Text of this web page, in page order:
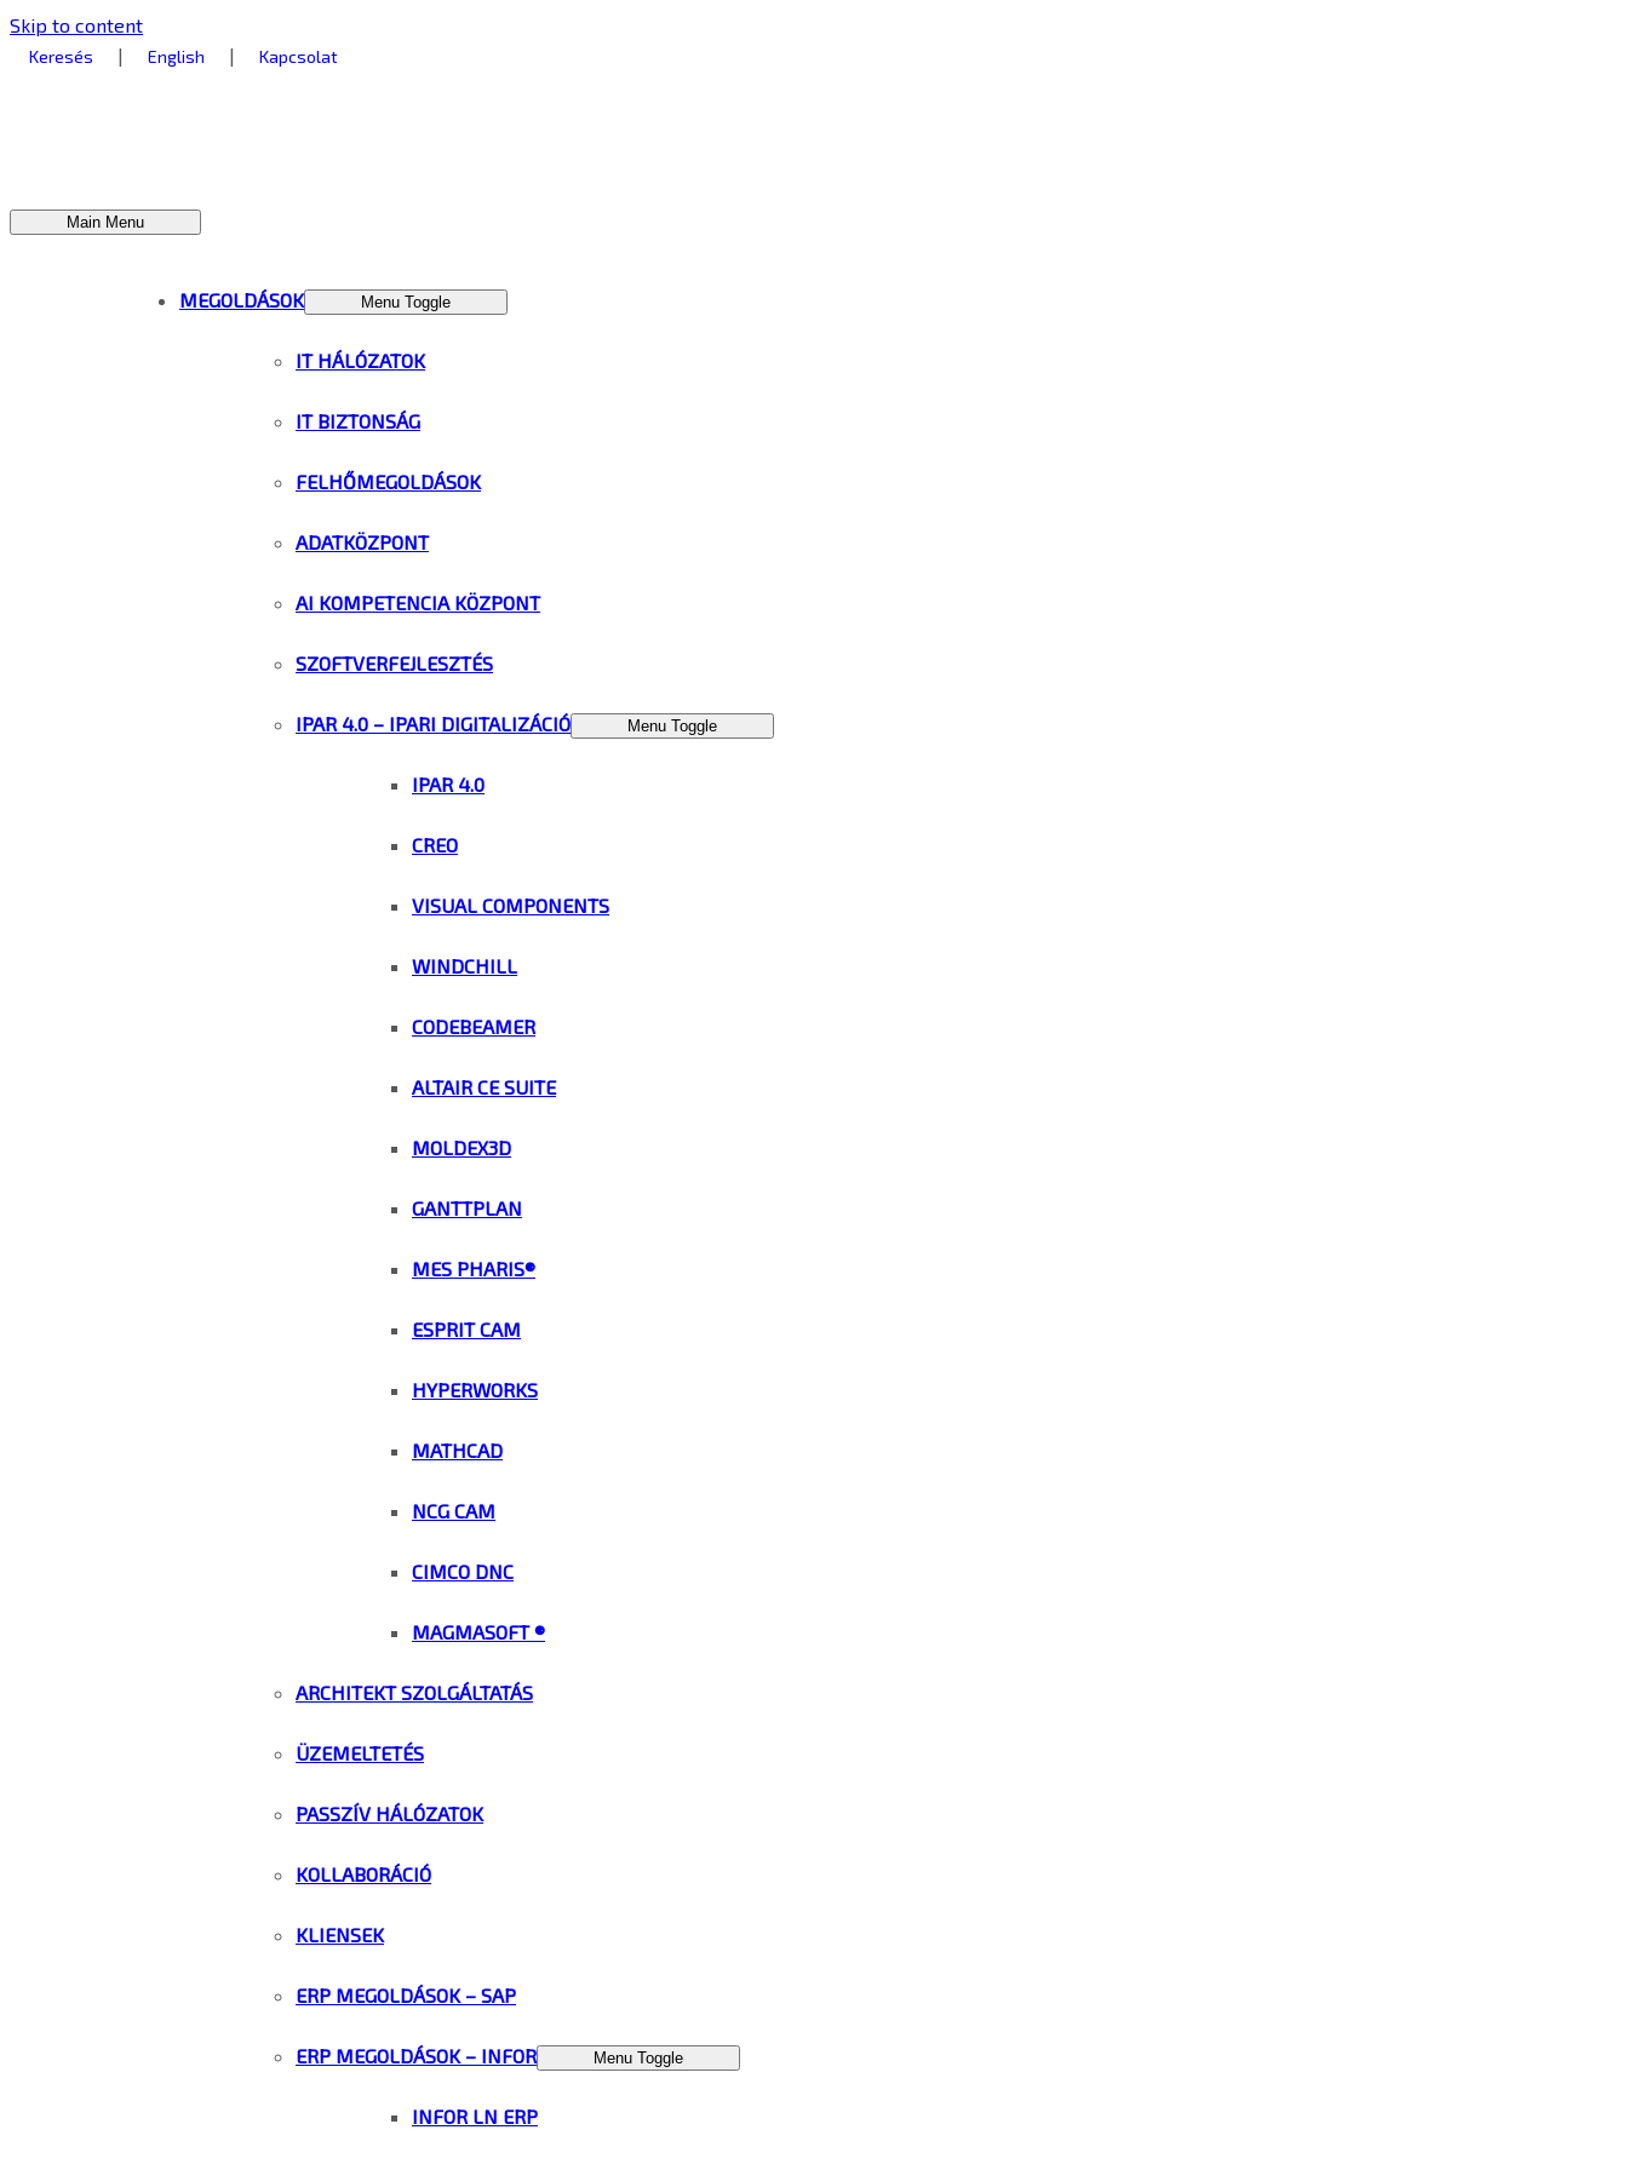
Skip to content
Keresés | English | Kapcsolat
Main Menu
MEGOLDÁSOK Menu Toggle
IT HÁLÓZATOK
IT BIZTONSÁG
FELHŐMEGOLDÁSOK
ADATKÖZPONT
AI KOMPETENCIA KÖZPONT
SZOFTVERFEJLESZTÉS
IPAR 4.0 – IPARI DIGITALIZÁCIÓ Menu Toggle
IPAR 4.0
CREO
VISUAL COMPONENTS
WINDCHILL
CODEBEAMER
ALTAIR CE SUITE
MOLDEX3D
GANTTPLAN
MES PHARIS®
ESPRIT CAM
HYPERWORKS
MATHCAD
NCG CAM
CIMCO DNC
MAGMASOFT ®
ARCHITEKT SZOLGÁLTATÁS
ÜZEMELTETÉS
PASSZÍV HÁLÓZATOK
KOLLABORÁCIÓ
KLIENSEK
ERP MEGOLDÁSOK – SAP
ERP MEGOLDÁSOK – INFOR Menu Toggle
INFOR LN ERP